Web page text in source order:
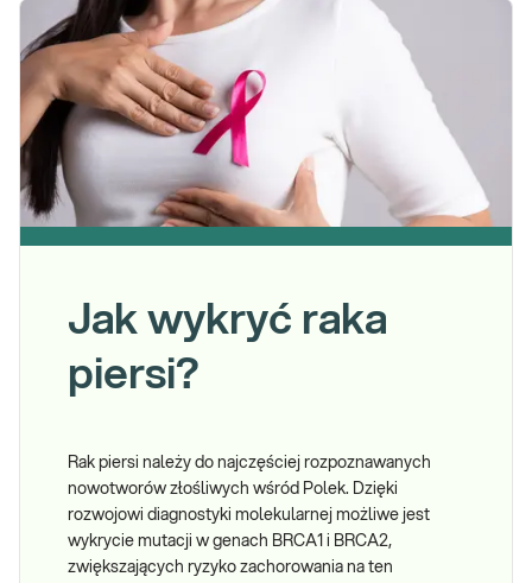
Jak wykryć raka
piersi?
Rak piersi należy do najczęściej rozpoznawanych
nowotworów złośliwych wśród Polek. Dzięki
rozwojowi diagnostyki molekularnej możliwe jest
wykrycie mutacji w genach BRCA1 i BRCA2,
zwiększających ryzyko zachorowania na ten